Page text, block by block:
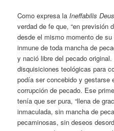
Como expresa laIneffabilis Deus
verdad de fe que, “en previsión
desde el mismo momento de
inmune de toda mancha de
y nació libre del pecado
disquisiciones teológicas para
podía ser concebido y gestarse
corrupción de pecado. Ese
tenía que ser pura, “llena de
inmaculada, sin mancha de
pecaminosas, sin deseos